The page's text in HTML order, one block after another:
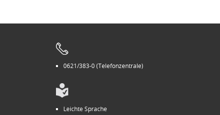
0621/383-0 (Telefonzentrale)
Leichte Sprache